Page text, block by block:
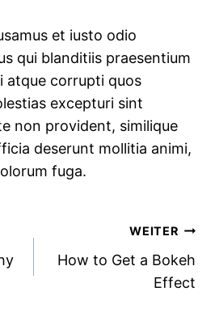
et iusto odio
qui blanditiis praesentium
atque corrupti quos
excepturi sint
non provident, similique
deserunt mollitia animi,
fuga.
WEITER
How to Get a Bokeh
Effect